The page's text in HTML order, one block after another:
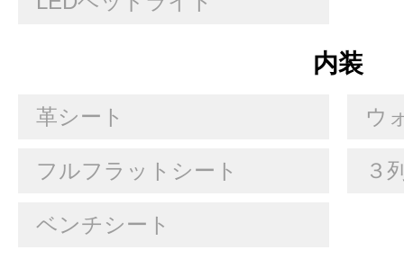
内装
革シート ウ
フルフラットシート ３
ベンチシート